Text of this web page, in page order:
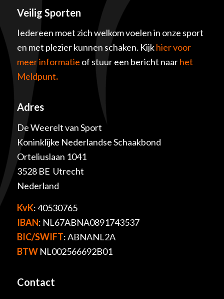
Veilig Sporten
Iedereen moet zich welkom voelen in onze sport
en met plezier kunnen schaken. Kijkhier voor
meer informatie of stuur een bericht naarhet
Meldpunt.
Adres
De Weerelt van Sport
Koninklijke Nederlandse Schaakbond
Orteliuslaan 1041
3528 BE Utrecht
Nederland
KvK: 40530765
IBAN: NL67ABNA0891743537
BIC/SWIFT: ABNANL2A
BTWNL002566692B01
Contact